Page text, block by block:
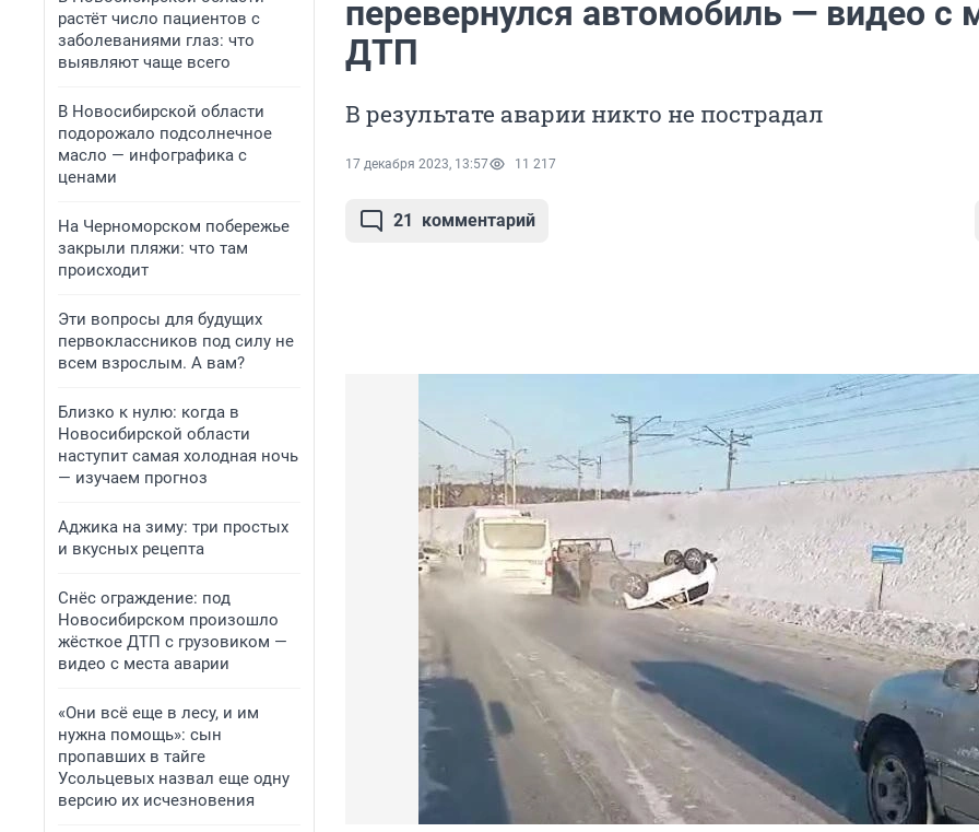
растёт число пациентов с
заболеваниями глаз: что
выявляют чаще всего
В Новосибирской области
подорожало подсолнечное
масло — инфографика с
ценами
На Черноморском побережье
закрыли пляжи: что там
происходит
Эти вопросы для будущих
первоклассников под силу не
всем взрослым. А вам?
Близко к нулю: когда в
Новосибирской области
наступит самая холодная ночь
— изучаем прогноз
Аджика на зиму: три простых
и вкусных рецепта
Снёс ограждение: под
Новосибирском произошло
жёсткое ДТП с грузовиком —
видео с места аварии
«Они всё еще в лесу, и им
нужна помощь»: сын
пропавших в тайге
Усольцевых назвал еще одну
версию их исчезновения
перевернулся автомобиль — видео с
ДТП
В результате аварии никто не пострадал
17 декабря 2023, 13:57 11 217
21 комментарий